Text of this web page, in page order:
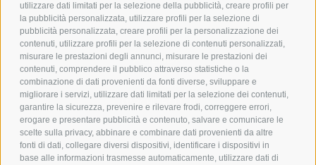
utilizzare dati limitati per la selezione della pubblicità, creare profili per
la pubblicità personalizzata, utilizzare profili per la selezione di
pubblicità personalizzata, creare profili per la personalizzazione dei
contenuti, utilizzare profili per la selezione di contenuti personalizzati,
misurare le prestazioni degli annunci, misurare le prestazioni dei
contenuti, comprendere il pubblico attraverso statistiche o la
combinazione di dati provenienti da fonti diverse, sviluppare e
migliorare i servizi, utilizzare dati limitati per la selezione dei contenuti,
garantire la sicurezza, prevenire e rilevare frodi, correggere errori,
erogare e presentare pubblicità e contenuto, salvare e comunicare le
scelte sulla privacy, abbinare e combinare dati provenienti da altre
fonti di dati, collegare diversi dispositivi, identificare i dispositivi in
base alle informazioni trasmesse automaticamente, utilizzare dati di
PAGAMENTI SICURI
AZIENDA
CHI SIAMO
MARCHI TRATTATI
CONDOMINI